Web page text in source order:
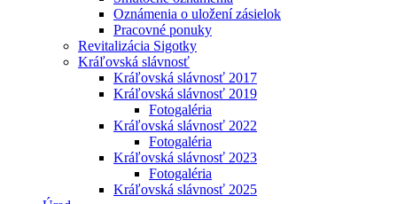
Oznámenia o uložení zásielok
Pracovné ponuky
Revitalizácia Sigotky
Kráľovská slávnosť
Kráľovská slávnosť 2017
Kráľovská slávnosť 2019
Fotogaléria
Kráľovská slávnosť 2022
Fotogaléria
Kráľovská slávnosť 2023
Fotogaléria
Kráľovská slávnosť 2025